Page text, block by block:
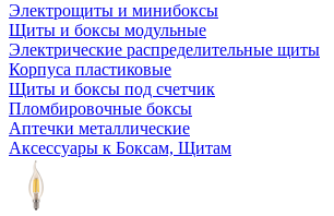
Электрощиты и минибоксы
Щиты и боксы модульные
Электрические распределительные щиты
Корпуса пластиковые
Щиты и боксы под счетчик
Пломбировочные боксы
Аптечки металлические
Аксессуары к Боксам, Щитам